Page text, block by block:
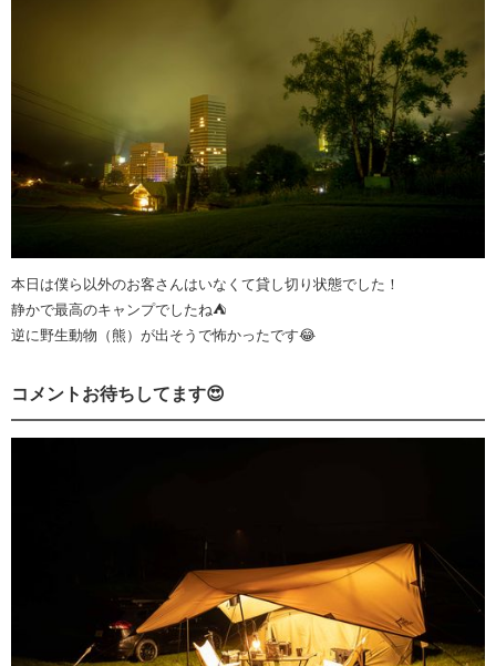
本日は僕ら以外のお客さんはいなくて貸し切り状態でした！
静かで最高のキャンプでしたね⛺
逆に野生動物（熊）が出そうで怖かったです😂
コメントお待ちしてます😍